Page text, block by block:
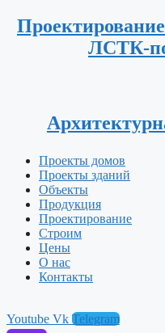
ЛСТК-
Проекты домов
Проекты зданий
Объекты
Продукция
Проектирование
Строим
Цены
О нас
Контакты
Youtube Vk Telegram